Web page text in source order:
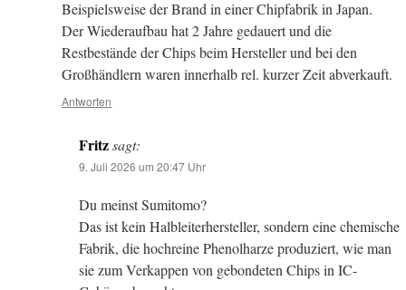
Beispielsweise der Brand in einer Chipfabrik in Japan.
Der Wiederaufbau hat 2 Jahre gedauert und die
Restbestände der Chips beim Hersteller und bei den
Großhändlern waren innerhalb rel. kurzer Zeit abverkauft.
Antworten
Fritzsagt:
9. Juli 2026 um 20:47 Uhr
Du meinst Sumitomo?
Das ist kein Halbleiterhersteller, sondern eine chemische
Fabrik, die hochreine Phenolharze produziert, wie man
sie zum Verkappen von gebondeten Chips in IC-